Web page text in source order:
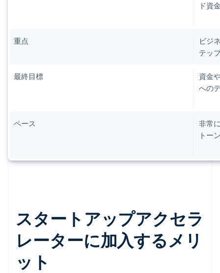
ド資
重点
ビジ
テッ
最終目標
資金
への
ペース
非常
トー
スタートアップアクセラ
レーターに加入するメリ
ット